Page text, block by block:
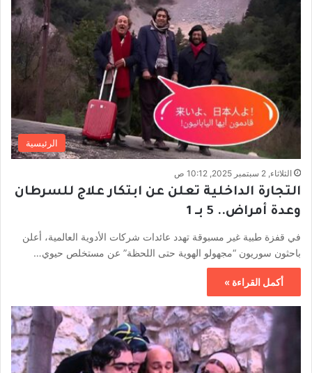
الرئيسية
الثلاثاء, 2 سبتمبر 2025, 10:12 ص
التجارة الداخلية تعلن عن ابتكار علاج للسرطان
وعدة أمراض.. 5 بـ 1
في قفزة طبية غير مسبوقة تهدد عائدات شركات الأدوية العالمية، أعلن
باحثون سوريون “مجهولو الهوية حتى اللحظة” عن مستخلص حيوي…
أكمل القراءة »